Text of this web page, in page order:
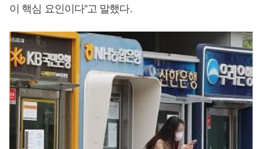
이 핵심 요인이다”고 말했다.